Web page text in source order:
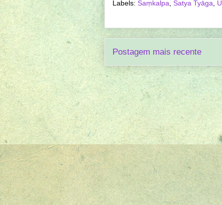
Labels: Saṃkalpa Satya Tyāga
Postagem mais recente